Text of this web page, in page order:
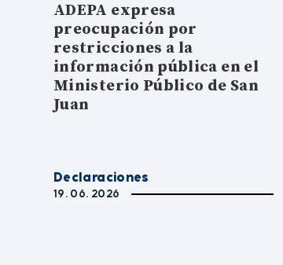
ADEPA expresa
preocupación por
restricciones a la
información pública en el
Ministerio Público de San
Juan
Declaraciones
19. 06. 2026